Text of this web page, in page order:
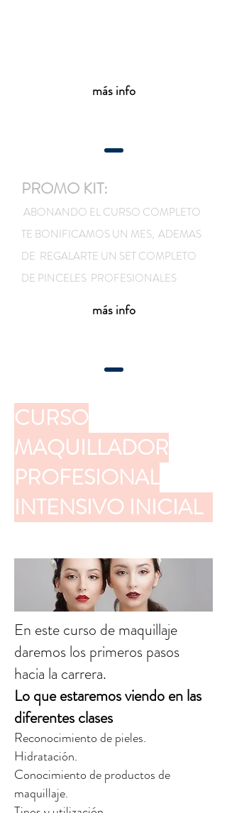
más info
PROMO KIT:
ABONANDO EL CURSO COMPLETO
TE BONIFICAMOS UN MES, ADEMAS
DE REGALARTE UN SET COMPLETO
DE PINCELES PROFESIONALES
más info
CURSO
MAQUILLADOR
PROFESIONAL
INTENSIVO INICIAL
En este curso de maquillaje
daremos los primeros pasos
hacia la carrera.
Lo que estaremos viendo en las
diferentes clases
Reconocimiento de pieles.
Hidratación.
Conocimiento de productos de
maquillaje.